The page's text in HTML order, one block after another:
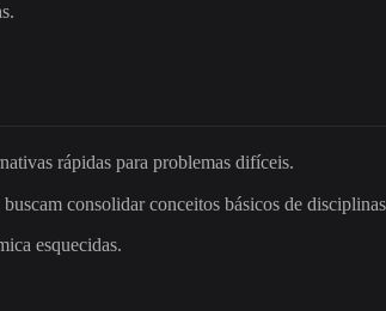
rápidas para problemas difíceis.
consolidar conceitos básicos de
esquecidas.